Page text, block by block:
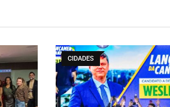
CIDADES